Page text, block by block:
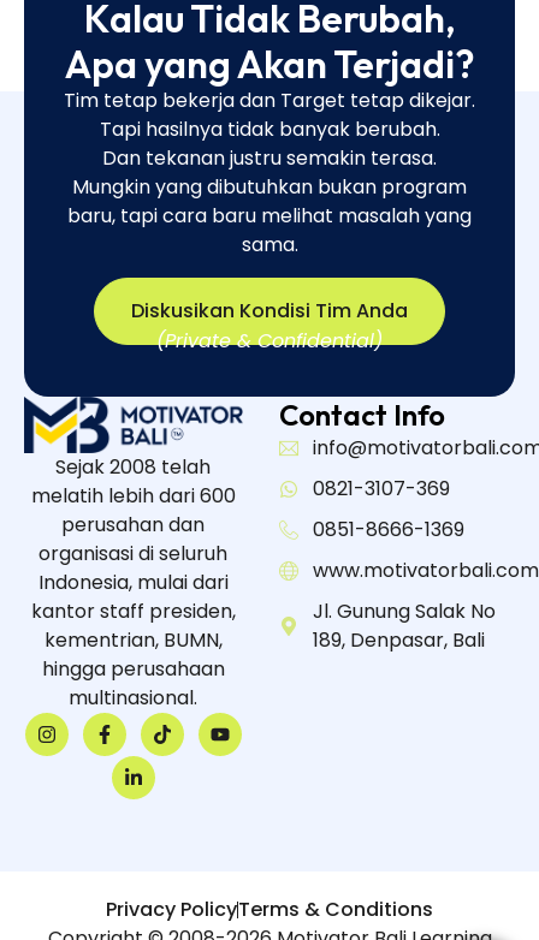
program penguatan mental dan kolaborasi tim.
Kalau Tidak Berubah,
Apa yang Akan Terjadi?
Tim tetap bekerja dan Target tetap dikejar.
Tapi hasilnya tidak banyak berubah.
Dan tekanan justru semakin terasa.
Mungkin yang dibutuhkan bukan program
baru, tapi cara baru melihat masalah yang
sama.​
Diskusikan Kondisi Tim Anda
(Private & Confidential)
Sejak 2008 telah
melatih lebih dari 600
perusahan dan
organisasi di seluruh
Indonesia, mulai dari
kantor staff presiden,
kementrian, BUMN,
hingga perusahaan
multinasional.
Contact Info
0821-3107-369
0851-8666-1369
www.motivatorbali.com
Jl. Gunung Salak No
189, Denpasar, Bali
Privacy PolicyTerms & Conditions